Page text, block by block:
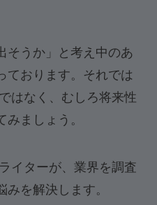
そうか」と考え中のあ
ております。それでは
はなく、むしろ将来性
ましょう。
イターが、業界を調査
みを解決します。